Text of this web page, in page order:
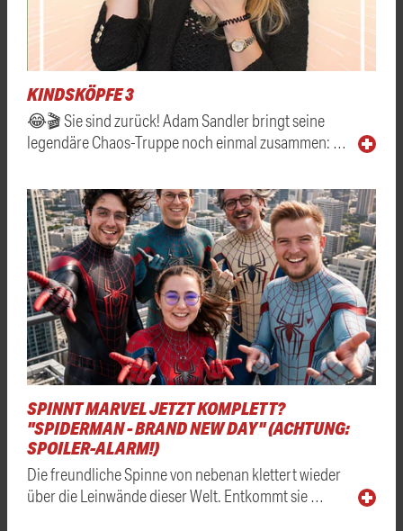
KINDSKÖPFE 3
😂🎬 Sie sind zurück! Adam Sandler bringt seine
legendäre Chaos-Truppe noch einmal zusammen: …
SPINNT MARVEL JETZT KOMPLETT?
"SPIDERMAN - BRAND NEW DAY" (ACHTUNG:
SPOILER-ALARM!)
Die freundliche Spinne von nebenan klettert wieder
über die Leinwände dieser Welt. Entkommt sie …